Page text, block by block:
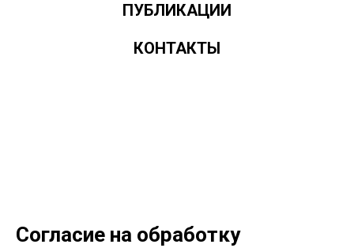
ПУБЛИКАЦИИ
КОНТАКТЫ
Согласие на обработку